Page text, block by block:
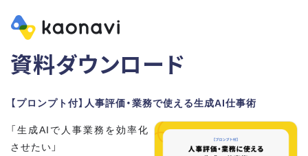
資料ダウンロード
【プロンプト付】人事評価・業務で使える生成AI仕事術
「生成AIで人事業務を効率化
させたい」